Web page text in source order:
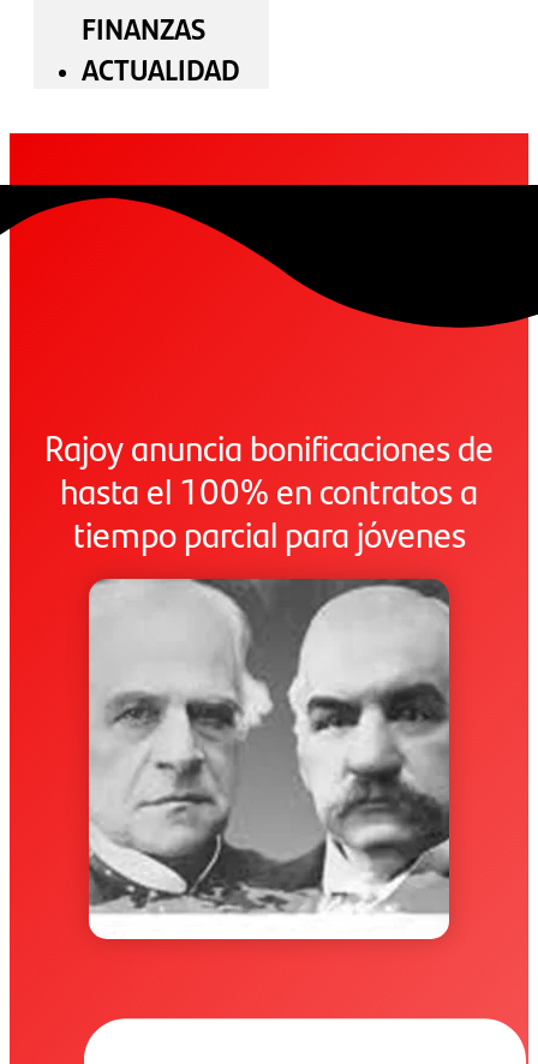
FINANZAS
ACTUALIDAD
Rajoy anuncia bonificaciones de
hasta el 100% en contratos a
tiempo parcial para jóvenes